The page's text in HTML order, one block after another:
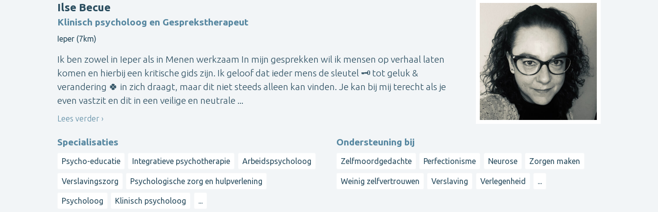
Ilse Becue
Klinisch psycholoog en Gesprekstherapeut
Ieper (7km)
Ik ben zowel in Ieper als in Menen werkzaam In mijn gesprekken wil ik mensen op verhaal laten
komen en hierbij een kritische gids zijn. Ik geloof dat ieder mens de sleutel 🗝 tot geluk &
verandering 🍀 in zich draagt, maar dit niet steeds alleen kan vinden. Je kan bij mij terecht als je
even vastzit en dit in een veilige en neutrale ...
Lees verder
Specialisaties
Psycho-educatie Integratieve psychotherapie Arbeidspsycholoog
Verslavingszorg Psychologische zorg en hulpverlening
Psycholoog Klinisch psycholoog ...
Ondersteuning bij
Zelfmoordgedachte Perfectionisme Neurose Zorgen maken
Weinig zelfvertrouwen Verslaving Verlegenheid